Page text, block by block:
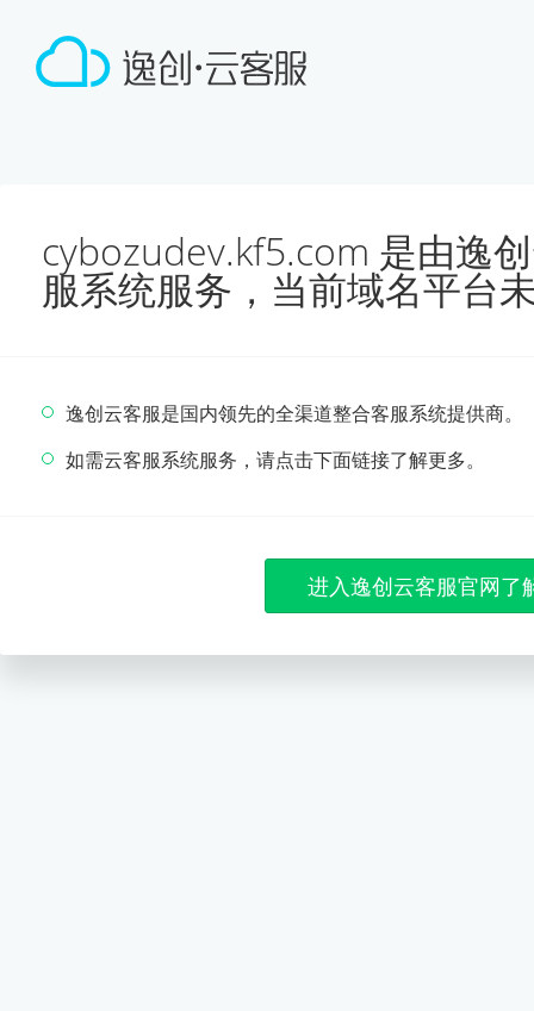
cybozudev.kf5.com 是由逸
服系统服务，当前域名平台
逸创云客服是国内领先的全渠道整合客服系统提供商。
如需云客服系统服务，请点击下面链接了解更多。
进入逸创云客服官网了